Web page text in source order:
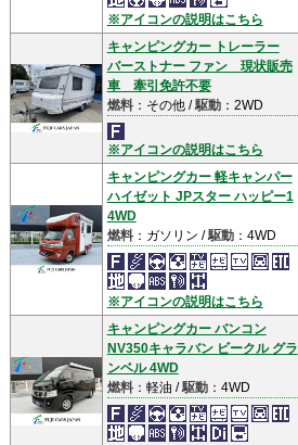
※アイコンの説明はこちら
キャンピングカー トレーラー
バーストナー ファン 現状販売
車 牽引免許不要
燃料：その他 /駆動：2WD
※アイコンの説明はこちら
キャンピングカー 軽キャンパー
ハイゼット JPスター ハッピー1
4WD
燃料：ガソリン /駆動：4WD
※アイコンの説明はこちら
キャンピングカー バンコン
NV350キャラバン ビークル グラ
ンベル 4WD
燃料：軽油 /駆動：4WD